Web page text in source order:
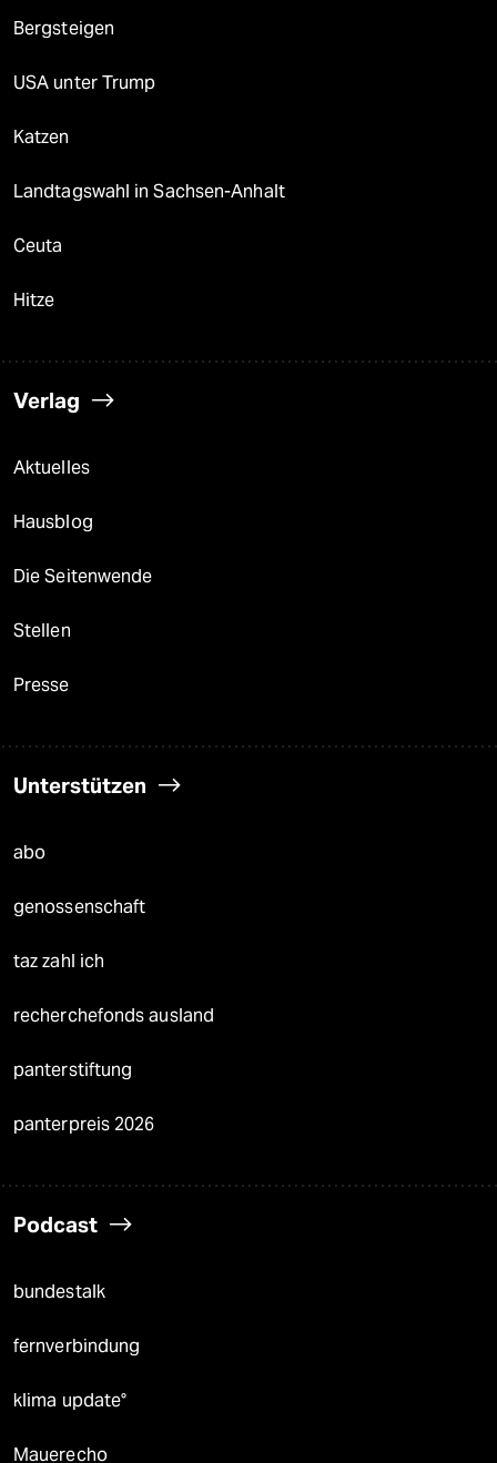
Bergsteigen
USA unter Trump
Katzen
Landtagswahl in Sachsen-Anhalt
Ceuta
Hitze
Verlag
Aktuelles
Hausblog
Die Seitenwende
Stellen
Presse
Unterstützen
abo
genossenschaft
taz zahl ich
recherchefonds ausland
panterstiftung
panterpreis 2026
Podcast
bundestalk
fernverbindung
klima update°
Mauerecho